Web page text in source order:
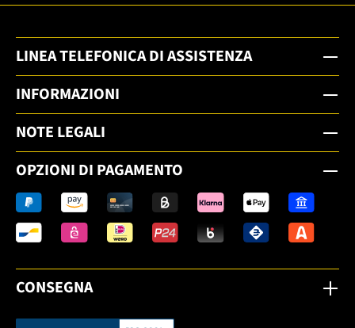
LINEA TELEFONICA DI ASSISTENZA
INFORMAZIONI
NOTE LEGALI
OPZIONI DI PAGAMENTO
CONSEGNA